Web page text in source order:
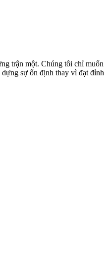
trận một. Chúng tôi chỉ muốn
sự ổn định thay vì đạt đỉnh